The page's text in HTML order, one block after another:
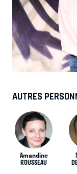
AUTRES
Amandine
ROUSSEAU